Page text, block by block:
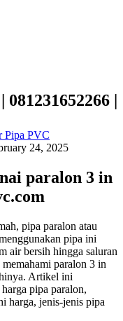
|
Pipa PVC
24, 2025
paralon 3 in
pipa paralon atau
pipa ini
air bersih hingga saluran
paralon 3 in
Artikel ini
pipa paralon,
harga, jenis-jenis pipa